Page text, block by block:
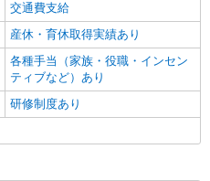
交通費支給
産休・育休取得実績あり
各種手当（家族・役職・インセン
ティブなど）あり
研修制度あり